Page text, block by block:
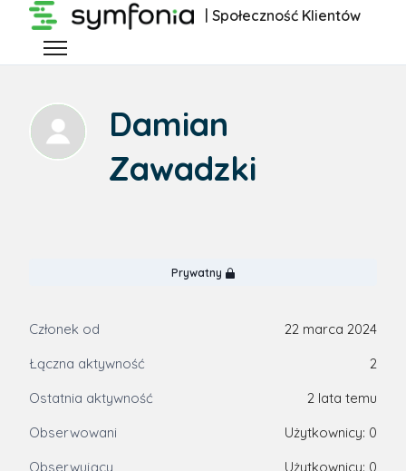
Przejdź do głównej zawartości | Społeczność Klientów
Przełącz menu nawigacyjne
Damian
Zawadzki
Prywatny
Członek od
22 marca 2024
Łączna aktywność
2
Ostatnia aktywność
2 lata temu
Obserwowani
Użytkownicy: 0
Obserwujący
Użytkownicy: 0